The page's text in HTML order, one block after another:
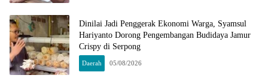
Dinilai Jadi Penggerak Ekonomi Warga, Syamsul
Hariyanto Dorong Pengembangan Budidaya Jamur
Crispy di Serpong
Daerah 05/08/2026